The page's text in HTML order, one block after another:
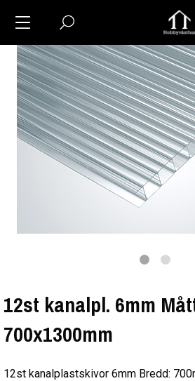
12st kanalpl. 6mm
700x1300mm
12st kanalplastskivor 6mm Bredd: